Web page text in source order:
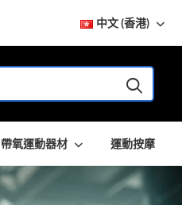
中文 (香港)
帶氧運動器材 運動按摩